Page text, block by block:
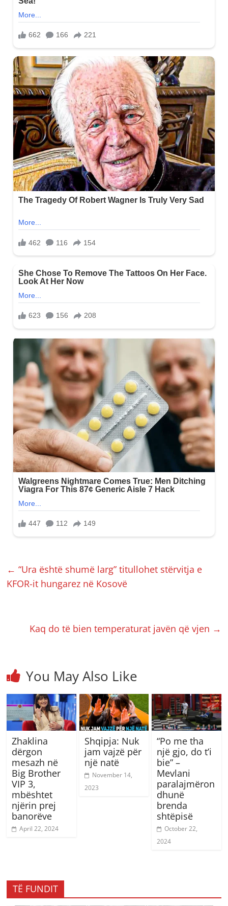
← “Ura është shumë larg” titullohet stërvitja e
KFOR-it hungarez në Kosovë
Kaq do të bien temperaturat javën që vjen →
You May Also Like
Zhaklina
dërgon
mesazh në
Big Brother
VIP 3,
mbështet
njërin prej
banorëve
April 22, 2024
Shqipja: Nuk
jam vajzë për
një natë
November 14,
2023
“Po me tha
një gjo, do t’i
bie” –
Mevlani
paralajmëron
dhunë
brenda
shtëpisë
October 22,
2024
TË FUNDIT